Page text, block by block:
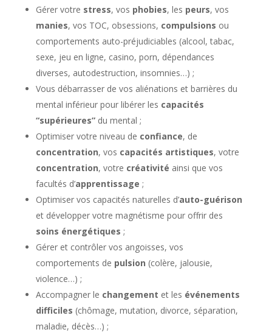
Gérer votre stress, vos phobies, les peurs, vos
manies, vos TOC, obsessions, compulsions ou
comportements auto-préjudiciables (alcool, tabac,
sexe, jeu en ligne, casino, porn, dépendances
diverses, autodestruction, insomnies…) ;
Vous débarrasser de vos aliénations et barrières du
mental inférieur pour libérer les capacités
“supérieures” du mental ;
Optimiser votre niveau de confiance, de
concentration, vos capacités artistiques, votre
concentration, votre créativité ainsi que vos
facultés d’apprentissage ;
Optimiser vos capacités naturelles d’auto-guérison
et développer votre magnétisme pour offrir des
soins énergétiques ;
Gérer et contrôler vos angoisses, vos
comportements de pulsion (colère, jalousie,
violence…) ;
Accompagner le changement et les événements
difficiles (chômage, mutation, divorce, séparation,
maladie, décès…) ;